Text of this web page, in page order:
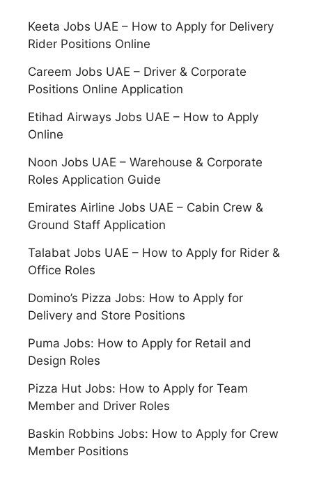
Keeta Jobs UAE – How to Apply for Delivery
Rider Positions Online
Careem Jobs UAE – Driver & Corporate
Positions Online Application
Etihad Airways Jobs UAE – How to Apply
Online
Noon Jobs UAE – Warehouse & Corporate
Roles Application Guide
Emirates Airline Jobs UAE – Cabin Crew &
Ground Staff Application
Talabat Jobs UAE – How to Apply for Rider &
Office Roles
Domino’s Pizza Jobs: How to Apply for
Delivery and Store Positions
Puma Jobs: How to Apply for Retail and
Design Roles
Pizza Hut Jobs: How to Apply for Team
Member and Driver Roles
Baskin Robbins Jobs: How to Apply for Crew
Member Positions